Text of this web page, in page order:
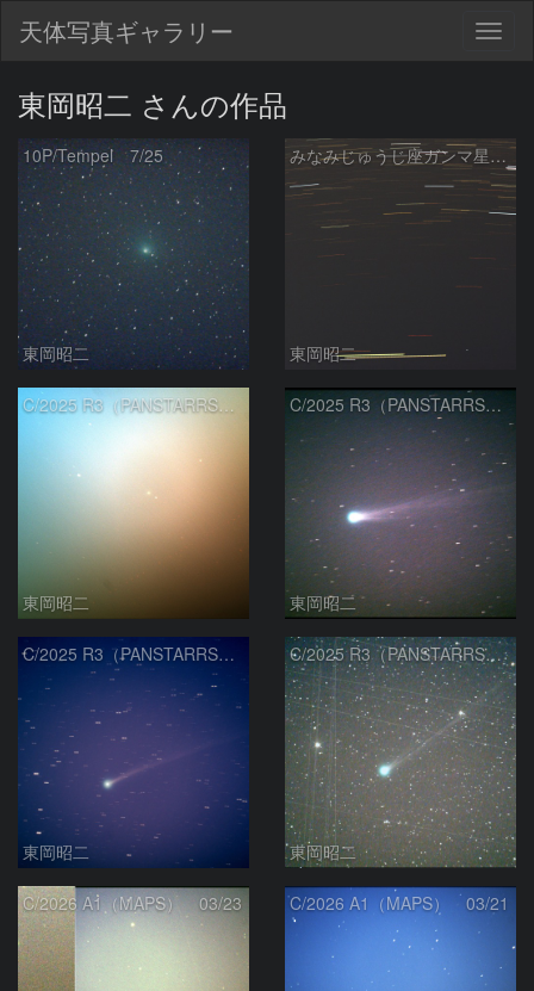
天体写真ギャラリー
東岡昭二 さんの作品
10P/Tempel 7/25
東岡昭二
みなみじゅうじ座ガンマ星（ガクルックス）
東岡昭二
C/2025 R3（PANSTARRS） 05/10
東岡昭二
C/2025 R3（PANSTARRS） 04/17
東岡昭二
C/2025 R3（PANSTARRS） 04/06
東岡昭二
C/2025 R3（PANSTARRS） 03/27
東岡昭二
C/2026 A1（MAPS） 03/23 C/2026 A1（MAPS） 03/21